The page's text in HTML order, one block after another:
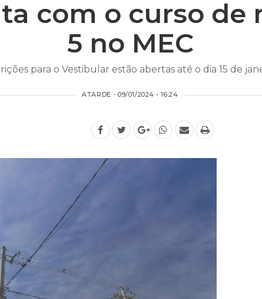
com o curso de
5 no MEC
para o Vestibular estão abertas até o dia 15 de
ATARDE - 09/01/2024 - 16:24